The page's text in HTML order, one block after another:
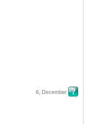
6, December